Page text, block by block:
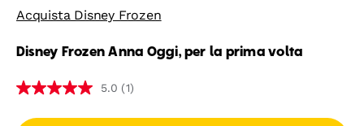
Acquista Disney Frozen
Disney Frozen Anna Oggi, per la prima volta
5.0 (1)